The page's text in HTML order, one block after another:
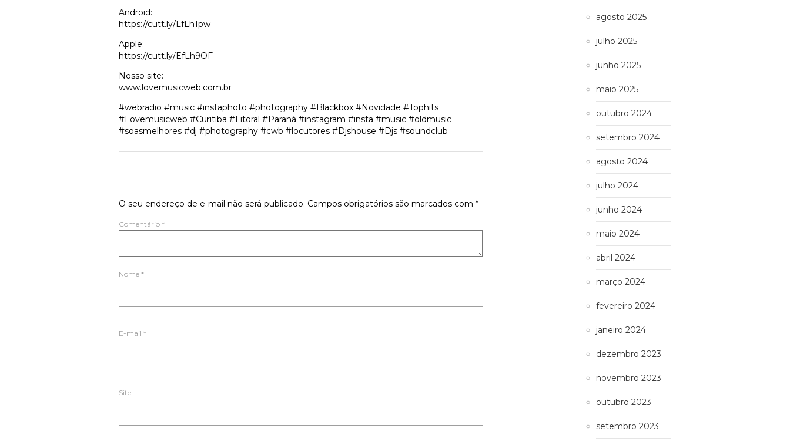
Android:
https://cutt.ly/LfLh1pw
Apple:
https://cutt.ly/EfLh9OF
Nosso site:
www.lovemusicweb.com.br
#webradio #music #instaphoto #photography #Blackbox #Novidade #Tophits
#Lovemusicweb #Curitiba #Litoral #Paraná #instagram #insta #music #oldmusic
#soasmelhores #dj #photography #cwb #locutores #Djshouse #Djs #soundclub
O seu endereço de e-mail não será publicado. Campos obrigatórios são marcados com *
Comentário *
Nome *
E-mail *
Site
agosto 2025
julho 2025
junho 2025
maio 2025
outubro 2024
setembro 2024
agosto 2024
julho 2024
junho 2024
maio 2024
abril 2024
março 2024
fevereiro 2024
janeiro 2024
dezembro 2023
novembro 2023
outubro 2023
setembro 2023